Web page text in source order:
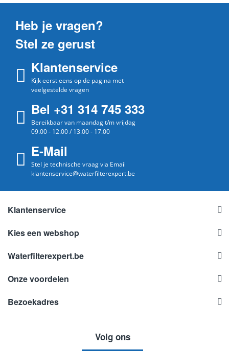
Heb je vragen?
Stel ze gerust
Klantenservice
Kijk eerst eens op de pagina met
veelgestelde vragen
Bel +31 314 745 333
Bereikbaar van maandag t/m vrijdag
09.00 - 12.00 / 13.00 - 17.00
E-Mail
Stel je technische vraag via Email
klantenservice@waterfilterexpert.be
Klantenservice
Kies een webshop
Waterfilterexpert.be
Onze voordelen
Bezoekadres
Volg ons